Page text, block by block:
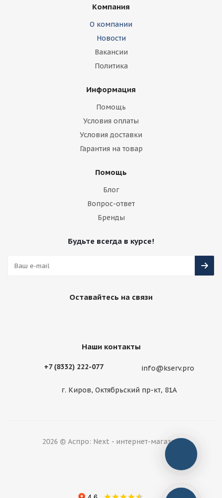
Компания
О компании
Новости
Вакансии
Политика
Информация
Помощь
Условия оплаты
Условия доставки
Гарантия на товар
Помощь
Блог
Вопрос-ответ
Бренды
Будьте всегда в курсе!
Оставайтесь на связи
Наши контакты
+7 (8332) 222-077 info@kserv.pro
г. Киров, Октябрьский пр-кт, 81А
2026 © Аспро: Next - интернет-магазин